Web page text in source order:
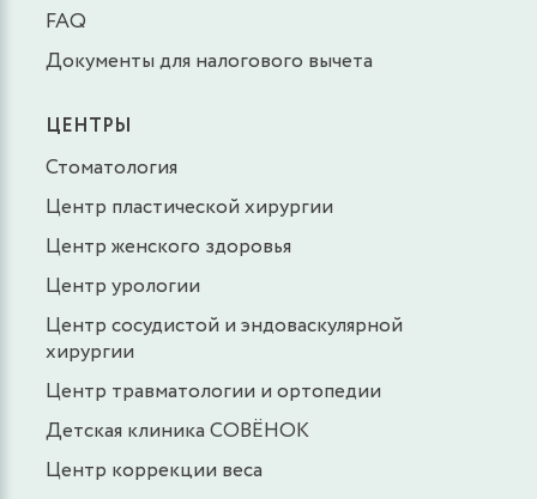
FAQ
Документы для налогового вычета
ЦЕНТРЫ
Стоматология
Центр пластической хирургии
Центр женского здоровья
Центр урологии
Центр сосудистой и эндоваскулярной
хирургии
Центр травматологии и ортопедии
Детская клиника СОВЁНОК
Центр коррекции веса